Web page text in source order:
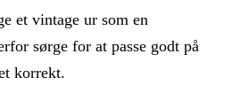
et vintage ur som en
sørge for at passe godt på
korrekt.